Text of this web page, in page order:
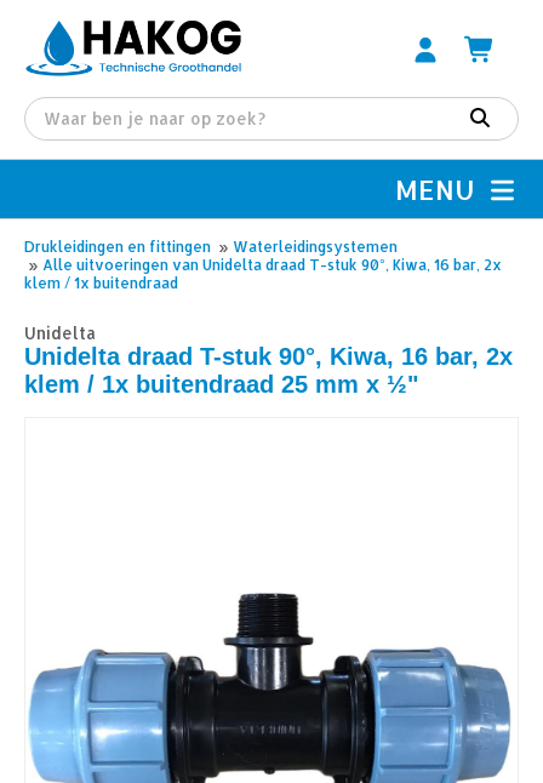
MENU
Drukleidingen en fittingen » Waterleidingsystemen
» Alle uitvoeringen van Unidelta draad T-stuk 90°, Kiwa, 16 bar, 2x
klem / 1x buitendraad
Unidelta
Unidelta draad T-stuk 90°, Kiwa, 16 bar, 2x
klem / 1x buitendraad 25 mm x ½"